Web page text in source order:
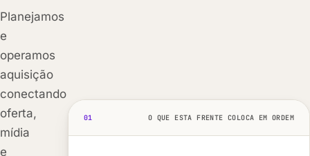
Planejamos
e
operamos
aquisição
conectando
oferta,
mídia
e
01 O QUE ESTA FRENTE COLOCA EM ORDEM